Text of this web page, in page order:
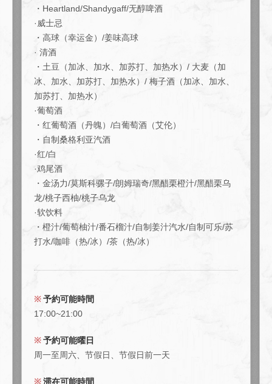
・Heartland/Shandygaff/无醇啤酒
·威士忌
・高球（幸运金）/姜味高球
· 清酒
・土豆（加冰、加水、加苏打、加热水）/ 大麦（加
冰、加水、加苏打、加热水）/ 梅子酒（加冰、加水、
加苏打、加热水）
·葡萄酒
・红葡萄酒（丹魄）/白葡萄酒（艾伦）
・自制桑格利亚汽酒
·红/白
·鸡尾酒
・金汤力/莫斯科骡子/朗姆瑞奇/黑醋栗橙汁/黑醋栗乌
龙/桃子西柚/桃子乌龙
·软饮料
・橙汁/葡萄柚汁/番石榴汁/自制姜汁汽水/自制可乐/苏
打水/咖啡（热/冰）/茶（热/冰）
予約可能時間
17:00~21:00
予約可能曜日
周一至周六、节假日、节假日前一天
滞在可能時間
この店舗情報をシェアする
公司推荐“站立式宴会”：包含8道菜和2.5小时无限畅饮的“站
立式宴会套餐”。 | 大人数宴会×貸切 muromachiCafe HACHI
(ムロマチカフェハチ)
東京都中央区日本橋室町４-４-１０東短室町ビルB１F
https://hachi8.owst.jp/courses/214694987
閉じる